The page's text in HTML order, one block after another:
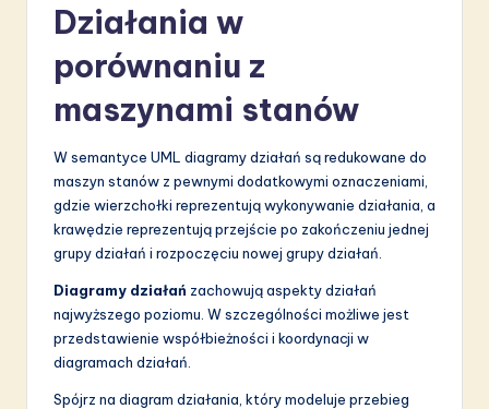
Działania w
porównaniu z
maszynami stanów
W semantyce UML diagramy działań są redukowane do
maszyn stanów z pewnymi dodatkowymi oznaczeniami,
gdzie wierzchołki reprezentują wykonywanie działania, a
krawędzie reprezentują przejście po zakończeniu jednej
grupy działań i rozpoczęciu nowej grupy działań.
Diagramy działań zachowują aspekty działań
najwyższego poziomu. W szczególności możliwe jest
przedstawienie współbieżności i koordynacji w
diagramach działań.
Spójrz na diagram działania, który modeluje przebieg